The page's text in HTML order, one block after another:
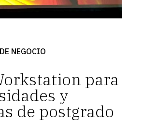
NEGOCIO
para
y
de postgrado